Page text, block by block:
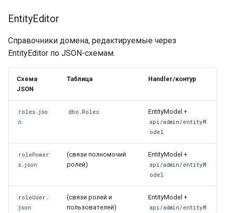
Связать оргструктуру с
группами
(автоматическое
членство)
Изменения в команде
Рекомендации
Типичные ошибки
Минимальный SQL-чеклист
Лицензии пользователей
EntityEditor
Справочники домена, редактируемые через
EntityEditor по JSON-схемам.
Схема
JSON
Таблица Handler/контур
roles.jso
n
dbo.Roles EntityModel +
api/admin/entityM
odel
rolePower
s.json
(связи полномочий
ролей)
EntityModel +
api/admin/entityM
odel
roleUser.
json
(связи ролей и
пользователей)
EntityModel +
api/admin/entityM